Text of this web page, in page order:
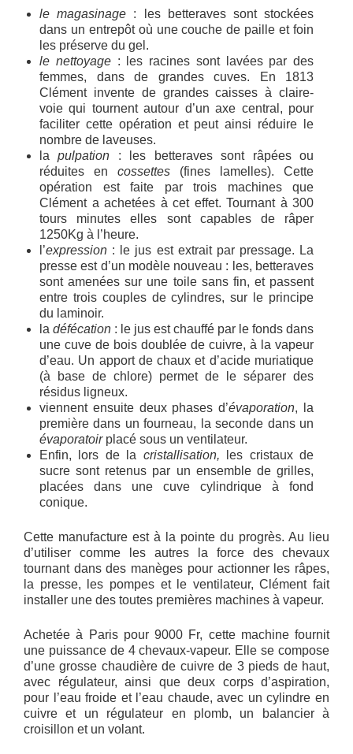
le magasinage : les betteraves sont stockées
dans un entrepôt où une couche de paille et foin
les préserve du gel.
le nettoyage : les racines sont lavées par des
femmes, dans de grandes cuves. En 1813
Clément invente de grandes caisses à claire-
voie qui tournent autour d’un axe central, pour
faciliter cette opération et peut ainsi réduire le
nombre de laveuses.
lapulpation : les betteraves sont râpées ou
réduites en cossettes (fines lamelles). Cette
opération est faite par trois machines que
Clément a achetées à cet effet. Tournant à 300
tours minutes elles sont capables de râper
1250Kg à l’heure.
l’expression : le jus est extrait par pressage. La
presse est d’un modèle nouveau : les, betteraves
sont amenées sur une toile sans fin, et passent
entre trois couples de cylindres, sur le principe
du laminoir.
la défécation : le jus est chauffé par le fonds dans
une cuve de bois doublée de cuivre, à la vapeur
d’eau. Un apport de chaux et d’acide muriatique
(à base de chlore) permet de le séparer des
résidus ligneux.
viennent ensuite deux phases d’évaporation, la
première dans un fourneau, la seconde dans un
évaporatoirplacé sous un ventilateur.
Enfin, lors de la cristallisation, les cristaux de
sucre sont retenus par un ensemble de grilles,
placées dans une cuve cylindrique à fond
conique.
Cette manufacture est à la pointe du progrès. Au lieu
d’utiliser comme les autres la force des chevaux
tournant dans des manèges pour actionner les râpes,
la presse, les pompes et le ventilateur, Clément fait
installer une des toutes premières machines à vapeur.
Achetée à Paris pour 9000 Fr, cette machine fournit
une puissance de 4 chevaux-vapeur. Elle se compose
d’une grosse chaudière de cuivre de 3 pieds de haut,
avec régulateur, ainsi que deux corps d’aspiration,
pour l’eau froide et l’eau chaude, avec un cylindre en
cuivre et un régulateur en plomb, un balancier à
croisillon et un volant.